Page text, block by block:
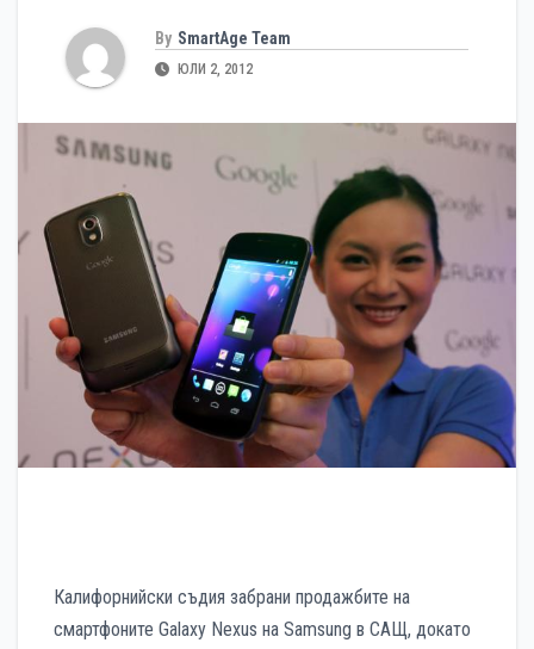
By SmartAge Team
ЮЛИ 2, 2012
Калифорнийски съдия забрани продажбите на
смартфоните Galaxy Nexus на Samsung в САЩ, докато